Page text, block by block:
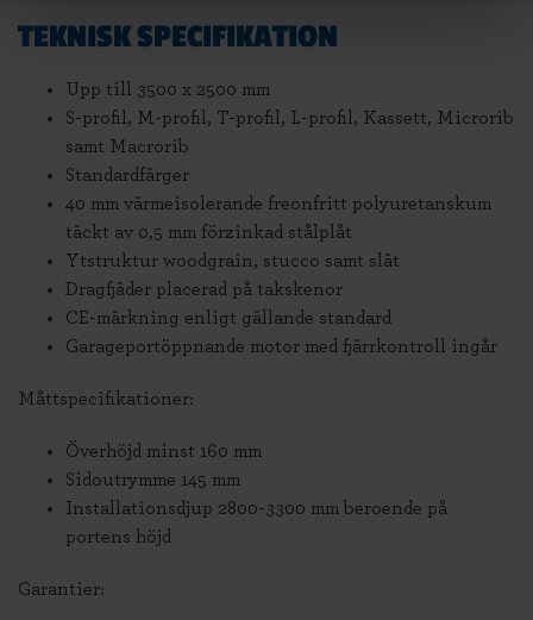
TEKNISK SPECIFIKATION
Upp till 3500 x 2500 mm
S-profil, M-profil, T-profil, L-profil, Kassett, Microrib
samt Macrorib
Standardfärger
40 mm värmeisolerande freonfritt polyuretanskum
täckt av 0,5 mm förzinkad stålplåt
Ytstruktur woodgrain, stucco samt slät
Dragfjäder placerad på takskenor
CE-märkning enligt gällande standard
Garageportöppnande motor med fjärrkontroll ingår
Måttspecifikationer:
Överhöjd minst 160 mm
Sidoutrymme 145 mm
Installationsdjup 2800-3300 mm beroende på
portens höjd
Garantier: